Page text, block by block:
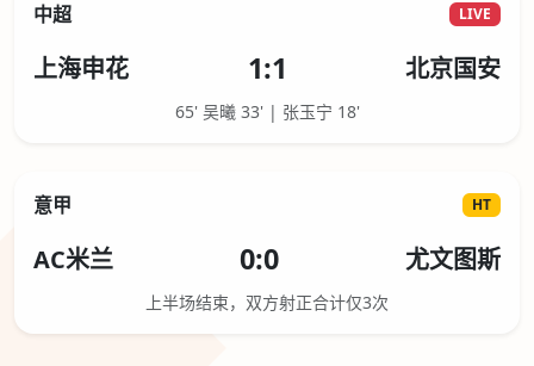
中超 LIVE
上海申花 1:1 北京国安
65' 吴曦 33' | 张玉宁 18'
意甲 HT
AC米兰 0:0 尤文图斯
上半场结束，双方射正合计仅3次